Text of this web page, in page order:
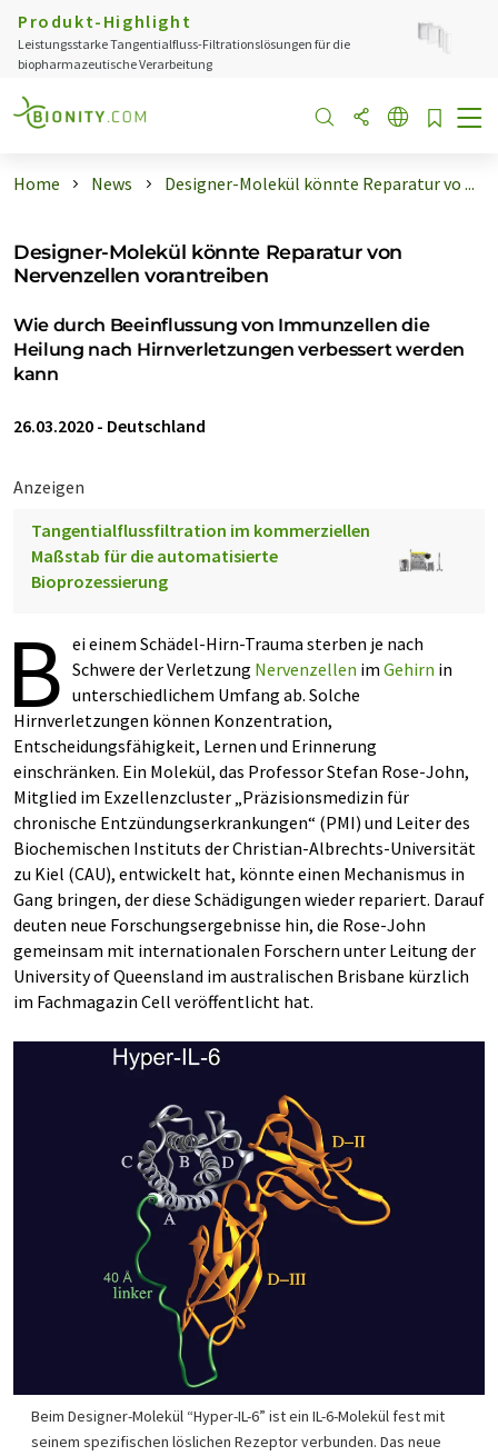
Produkt-Highlight
Leistungsstarke Tangentialfluss-Filtrationslösungen für die
biopharmazeutische Verarbeitung
Home News Designer-Molekül könnte Reparatur vo ...
Designer-Molekül könnte Reparatur von
Nervenzellen vorantreiben
Wie durch Beeinflussung von Immunzellen die
Heilung nach Hirnverletzungen verbessert werden
kann
26.03.2020 - Deutschland
Anzeigen
Tangentialflussfiltration im kommerziellen
Maßstab für die automatisierte
Bioprozessierung
B ei einem Schädel-Hirn-Trauma sterben je nach
Schwere der Verletzung Nervenzellen im Gehirn in
unterschiedlichem Umfang ab. Solche
Hirnverletzungen können Konzentration,
Entscheidungsfähigkeit, Lernen und Erinnerung
einschränken. Ein Molekül, das Professor Stefan Rose-John,
Mitglied im Exzellenzcluster „Präzisionsmedizin für
chronische Entzündungserkrankungen“ (PMI) und Leiter des
Biochemischen Instituts der Christian-Albrechts-Universität
zu Kiel (CAU), entwickelt hat, könnte einen Mechanismus in
Gang bringen, der diese Schädigungen wieder repariert. Darauf
deuten neue Forschungsergebnisse hin, die Rose-John
gemeinsam mit internationalen Forschern unter Leitung der
University of Queensland im australischen Brisbane kürzlich
im Fachmagazin Cell veröffentlicht hat.
Beim Designer-Molekül “Hyper-IL-6” ist ein IL-6-Molekül fest mit
seinem spezifischen löslichen Rezeptor verbunden. Das neue